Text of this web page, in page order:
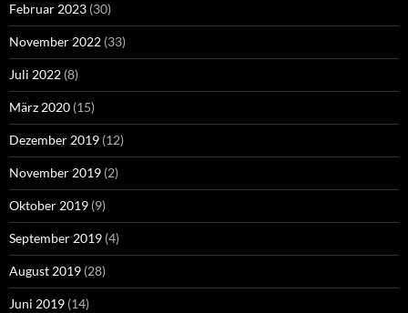
Februar 2023 (30)
November 2022 (33)
Juli 2022 (8)
März 2020 (15)
Dezember 2019 (12)
November 2019 (2)
Oktober 2019 (9)
September 2019 (4)
August 2019 (28)
Juni 2019 (14)